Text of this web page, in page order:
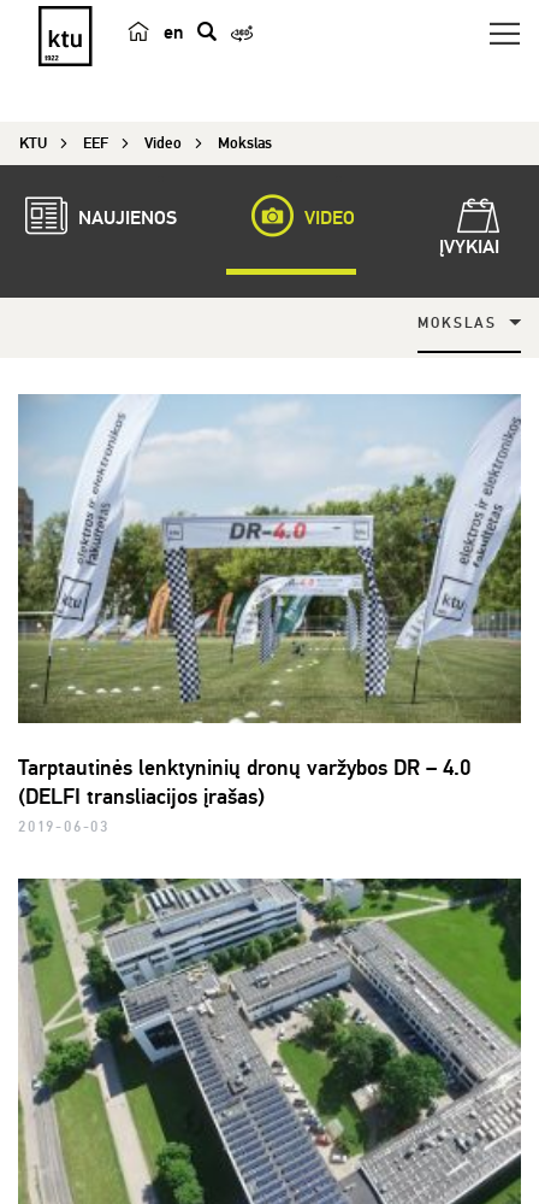
en
KTU EEF Video Mokslas
NAUJIENOS
VIDEO
ĮVYKIAI
MOKSLAS
Tarptautinės lenktyninių dronų varžybos DR – 4.0
(DELFI transliacijos įrašas)
2019-06-03